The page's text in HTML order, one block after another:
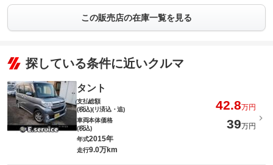
この販売店の在庫一覧を見る
探している条件に近いクルマ
タント
支払総額
(税込)(リ済込・追)
42.8万円
車両本体価格
(税込)
39万円
年式2015年
走行9.0万km